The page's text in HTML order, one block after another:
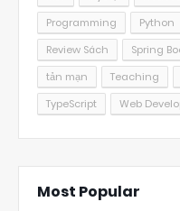
Programming
Python
Review Sách
Spring
tản mạn
Teaching
TypeScript
Web
Most Popular